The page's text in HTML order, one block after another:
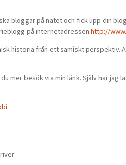
bloggar på nätet och fick upp din
på internetadressen http://
historia från ett samiskt perspektiv.
mer besök via min länk. Själv har jag